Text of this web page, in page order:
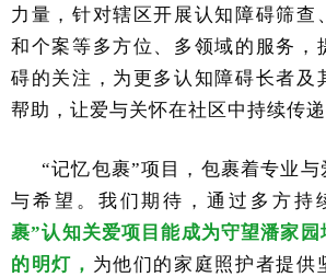
力量，针对辖区开展认知障碍筛查
和个案等多方位、多领域的服务，
碍的关注，为更多认知障碍长者及
帮助，让爱与关怀在社区中持续传递
“记忆包裹”项目，包裹着专业
与希望。我们期待，通过多方持
裹”认知关爱项目能成为守望潘家
的明灯， 为他们的家庭照护者提供